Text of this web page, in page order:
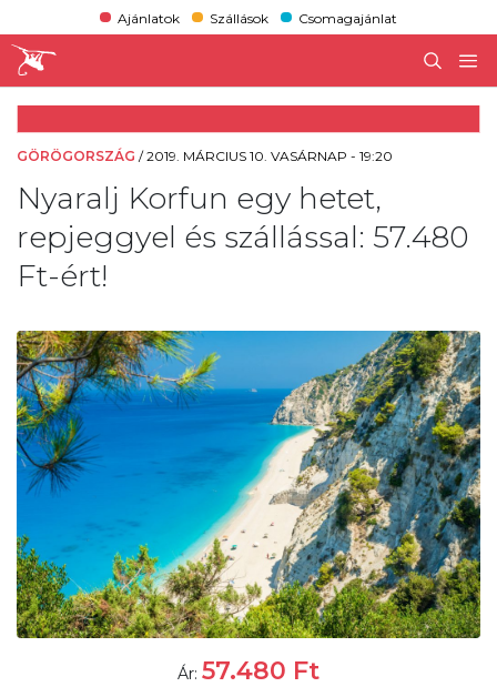
Ajánlatok Szállások Csomagajánlat
GÖRÖGORSZÁG /2019. MÁRCIUS 10. VASÁRNAP - 19:20
Nyaralj Korfun egy hetet,
repjeggyel és szállással: 57.480
Ft-ért!
Ár: 57.480 Ft